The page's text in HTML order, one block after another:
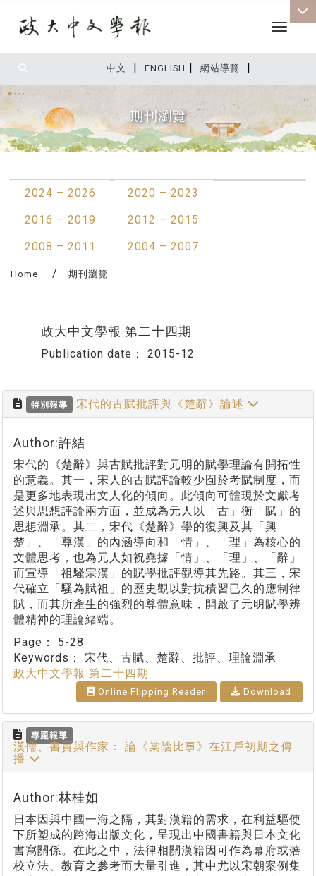
中文 | ENGLISH | 網站導覽 |
Toggle
期刊瀏覽
2024 – 2026
2020 – 2023
2016 – 2019
2012 – 2015
2008 – 2011
2004 – 2007
Home 期刊瀏覽
政大中文學報 第二十四期
Publication date： 2015-12
特別報導 宋代的古賦批評與《楚辭》論述
Author:許結
宋代的《楚辭》與古賦批評對元明的賦學理論有開拓性
的意義。其一，宋人的古賦評論較少囿於考賦制度，而
是更多地表現出文人化的傾向。此傾向可體現於文獻考
述與思想評論兩方面，並成為元人以「古」衡「賦」的
思想淵承。其二，宋代《楚辭》學的復興及其「興
楚」、「尊漢」的內涵導向和「情」、「理」為核心的
文體思考，也為元人如祝堯據「情」、「理」、「辭」
而宣導「祖騷宗漢」的賦學批評觀導其先路。其三，宋
代確立「騷為賦祖」的歷史觀以對抗積習已久的應制律
賦，而其所產生的強烈的尊體意味，開啟了元明賦學辨
體精神的理論緒端。
Page： 5-28
Keywords： 宋代、古賦、楚辭、批評、理論淵承
政大中文學報 第二十四期
Online Flipping Reader Download
專題報導
漢儒、書賈與作家： 論《棠陰比事》在江戶初期之傳
播
Author:林桂如
日本因與中國一海之隔，其對漢籍的需求，在利益驅使
下所塑成的跨海出版文化，呈現出中國書籍與日本文化
書寫關係。在此之中，法律相關漢籍因可作為幕府或藩
校立法、教育之參考而大量引進，其中尤以宋朝案例集